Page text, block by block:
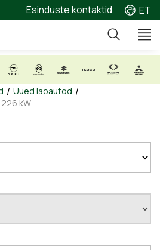
Esinduste kontaktid ET
/ Uued laoautod /
226 kW